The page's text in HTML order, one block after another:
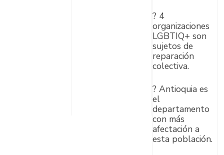
? 4
organizaciones
LGBTIQ+ son
sujetos de
reparación
colectiva.
? Antioquia es
el
departamento
con más
afectación a
esta población.